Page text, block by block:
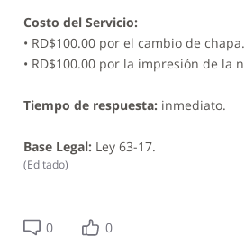
Costo del Servicio:
• RD$100.00 por el cambio de chapa.
• RD$100.00 por la impresión de la
Tiempo de respuesta:inmediato.
Base Legal:Ley 63-17.
(Editado)
0 0